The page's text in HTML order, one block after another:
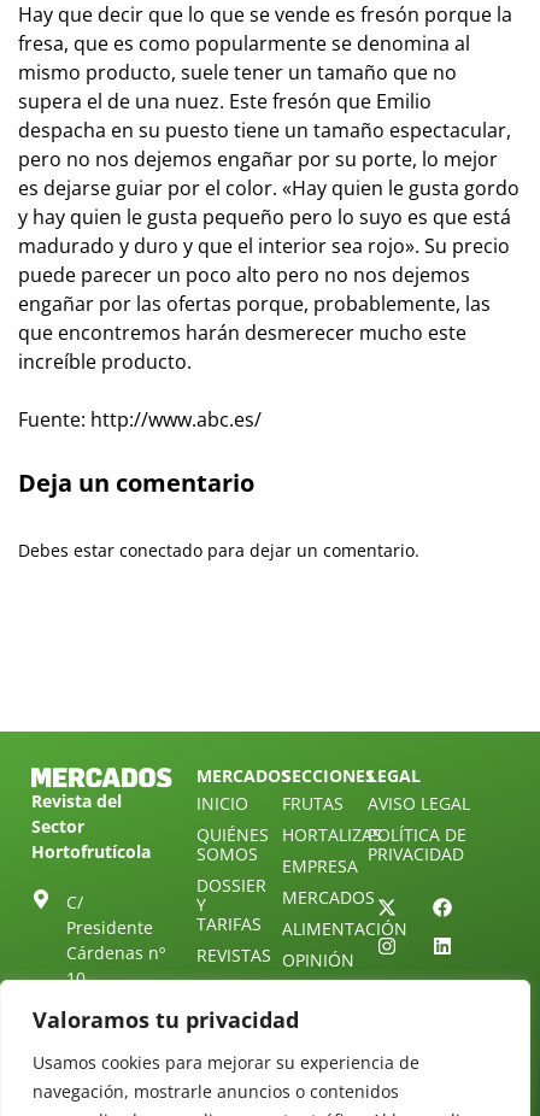
Valoramos tu privacidad
Usamos cookies para mejorar su experiencia de
navegación, mostrarle anuncios o contenidos
Hay que decir que lo que se vende es fresón porque la
fresa, que es como popularmente se denomina al
mismo producto, suele tener un tamaño que no
supera el de una nuez. Este fresón que Emilio
despacha en su puesto tiene un tamaño espectacular,
pero no nos dejemos engañar por su porte, lo mejor
es dejarse guiar por el color. «Hay quien le gusta gordo
y hay quien le gusta pequeño pero lo suyo es que está
madurado y duro y que el interior sea rojo». Su precio
puede parecer un poco alto pero no nos dejemos
engañar por las ofertas porque, probablemente, las
que encontremos harán desmerecer mucho este
increíble producto.
Fuente: http://www.abc.es/
Deja un comentario
Debes estar conectado para dejar un comentario.
Revista del
Sector
Hortofrutícola
C/
Presidente
Cárdenas nº
10.
Sevilla.
ESPAÑA
Tel: (+34) 954
MERCADOS
INICIO
QUIÉNES
SOMOS
DOSSIER
Y
TARIFAS
REVISTAS
NEWSLETTER
SUSCRIPCIÓN
NUESTRO
TELEGRAM
SECCIONES
FRUTAS
HORTALIZAS
EMPRESA
MERCADOS
ALIMENTACIÓN
OPINIÓN
30
LEGAL
AVISO LEGAL
POLÍTICA DE
PRIVACIDAD
Starenlared